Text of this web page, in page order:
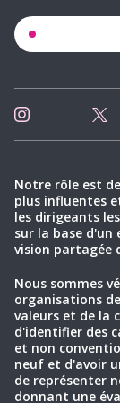
Notre rôle est
plus influentes
les dirigeants
sur la base d'un
vision partagée
Nous sommes
organisations
valeurs et de la
d'identifier des
et non
neuf et d'avoir
de représenter
donnant une